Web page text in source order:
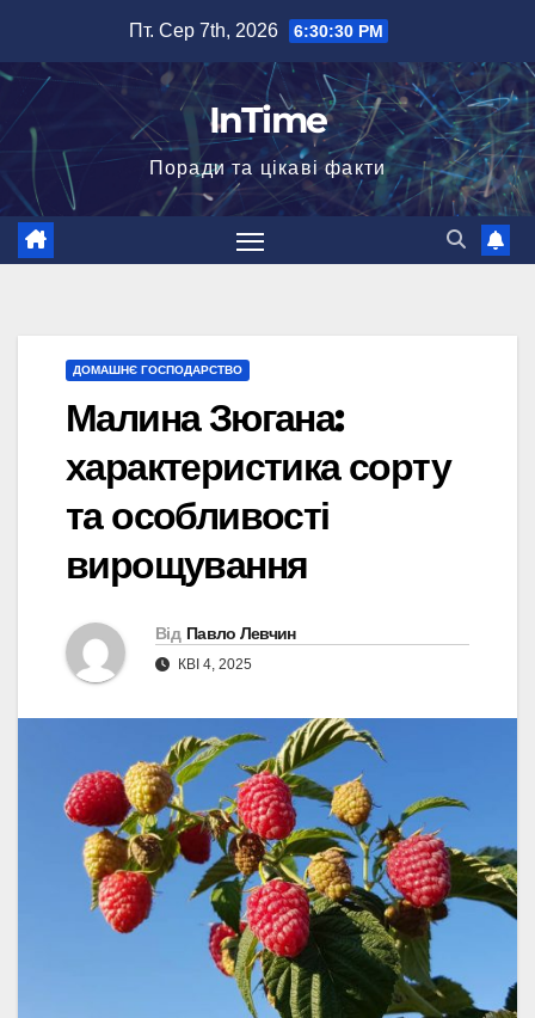
вмісту
Пт. Сер 7th, 2026 6:30:31 PM
InTime
Поради та цікаві факти
ДОМАШНЄ ГОСПОДАРСТВО
Малина Зюгана:
характеристика сорту
та особливості
вирощування
Від Павло Левчин
КВІ 4, 2025